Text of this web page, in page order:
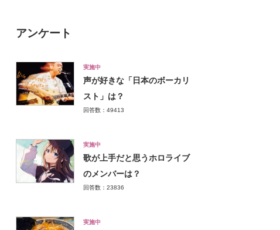
アンケート
実施中
声が好きな「日本のボーカリ
スト」は？
回答数：49413
実施中
歌が上手だと思うホロライブ
のメンバーは？
回答数：23836
実施中